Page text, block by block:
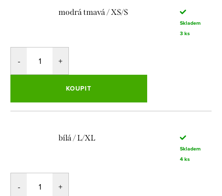
modrá tmavá / XS/S
Skladem
3 ks
KOUPIT
bílá / L/XL
Skladem
4 ks